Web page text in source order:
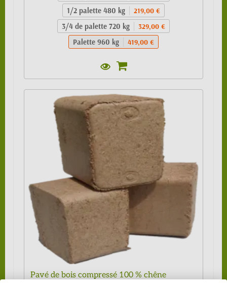
1/2 palette 480 kg 219,00 €
3/4 de palette 720 kg 329,00 €
Palette 960 kg 419,00 €
Pavé de bois compressé 100 % chêne